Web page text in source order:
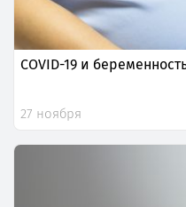
COVID-19 и
27 ноября